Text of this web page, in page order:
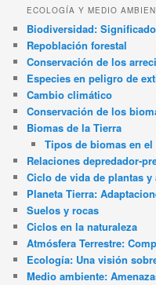
ECOLOGÍA Y MEDIO
Biodiversidad:
Repoblación forestal
Conservación de los
Especies en peligro de
Cambio climático
Conservación de los
Biomas de la Tierra
Tipos de biomas en
Relaciones depredador-
Ciclo de vida de plantas y
Planeta Tierra:
Suelos y rocas
Ciclos en la naturaleza
Atmósfera Terrestre:
Ecología: Una visión
Medio ambiente: